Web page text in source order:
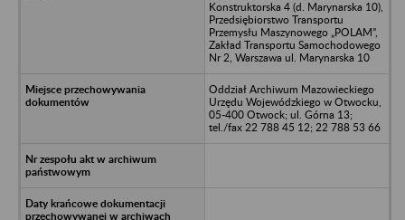
Konstruktorska 4 (d. Marynarska 10),
Przedsiębiorstwo Transportu
Przemysłu Maszynowego „POLAM”,
Zakład Transportu Samochodowego
Nr 2, Warszawa ul. Marynarska 10
Oddział Archiwum Mazowieckiego
Urzędu Wojewódzkiego w Otwocku,
05-400 Otwock; ul. Górna 13;
tel./fax 22 788 45 12; 22 788 53 66